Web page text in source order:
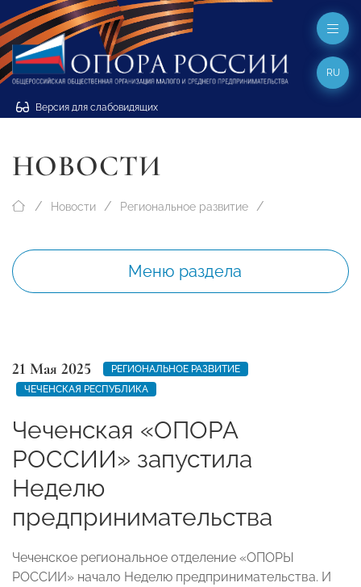
Версия для слабовидящих
RU
НОВОСТИ
Новости Региональное развитие
Меню раздела
21 Мая 2025
РЕГИОНАЛЬНОЕ РАЗВИТИЕ
ЧЕЧЕНСКАЯ РЕСПУБЛИКА
Чеченская «ОПОРА
РОССИИ» запустила
Неделю
предпринимательства
Чеченское региональное отделение «ОПОРЫ
РОССИИ» начало Неделю предпринимательства. И